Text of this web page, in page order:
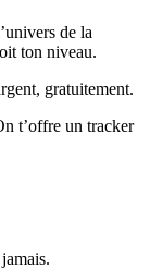
de la
ton niveau.
gratuitement.
t’offre un tracker